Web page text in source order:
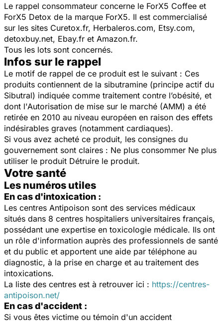
Le rappel consommateur concerne le ForX5 Coffee et
ForX5 Detox de la marque ForX5. Il est commercialisé
sur les sites Curetox.fr, Herbaleros.com, Etsy.com,
detoxbuy.net, Ebay.fr et Amazon.fr.
Tous les lots sont concernés.
Infos sur le rappel
Le motif de rappel de ce produit est le suivant : Ces
produits contiennent de la sibutramine (principe actif du
Sibutral) indiquée comme traitement contre l’obésité, et
dont l'Autorisation de mise sur le marché (AMM) a été
retirée en 2010 au niveau européen en raison des effets
indésirables graves (notamment cardiaques).
Si vous avez acheté ce produit, les consignes du
gouvernement sont claires : Ne plus consommer Ne plus
utiliser le produit Détruire le produit.
Votre santé
Les numéros utiles
En cas d'intoxication :
Les centres Antipoison sont des services médicaux
situés dans 8 centres hospitaliers universitaires français,
possédant une expertise en toxicologie médicale. Ils ont
un rôle d'information auprès des professionnels de santé
et du public et apportent une aide par téléphone au
diagnostic, à la prise en charge et au traitement des
intoxications.
La liste des centres est à retrouver ici : https://centres-
antipoison.net/
En cas d'accident :
Si vous êtes victime ou témoin d'un accident